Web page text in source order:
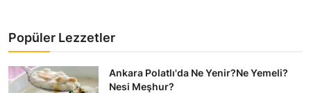
Popüler Lezzetler
Ankara Polatlı'da Ne Yenir?Ne Yemeli?
Nesi Meşhur?